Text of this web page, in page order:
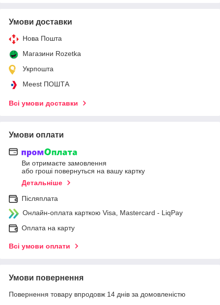
Умови доставки
Нова Пошта
Магазини Rozetka
Укрпошта
Meest ПОШТА
Всі умови доставки
Умови оплати
Ви отримаєте замовлення
або гроші повернуться на вашу картку
Детальніше
Післяплата
Онлайн-оплата карткою Visa, Mastercard - LiqPay
Оплата на карту
Всі умови оплати
Умови повернення
Повернення товару впродовж 14 днів за домовленістю